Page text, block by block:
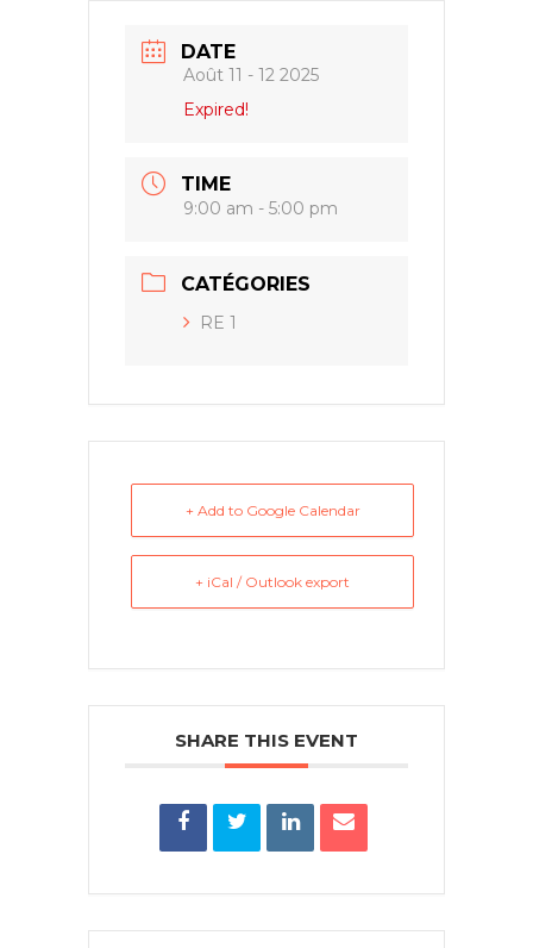
DATE
Août 11 - 12 2025
Expired!
TIME
9:00 am - 5:00 pm
CATÉGORIES
RE 1
+ Add to Google Calendar
+ iCal / Outlook export
SHARE THIS EVENT